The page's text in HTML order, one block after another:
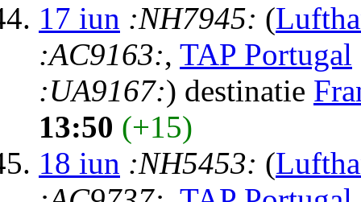
17 iun :NH7945: (
:AC9163:, TAP Portugal
:UA9167:) destinatie
13:50 (+15)
18 iun :NH5453: (